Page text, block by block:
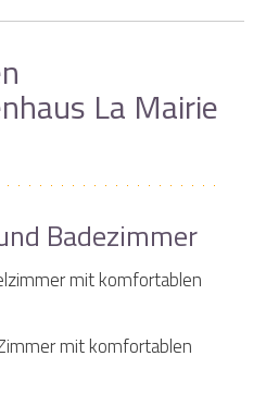
La Mairie
Badezimmer
mit komfortablen
mit komfortablen